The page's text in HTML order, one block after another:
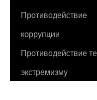
Противодействие
коррупции
Противодействие
экстремизму